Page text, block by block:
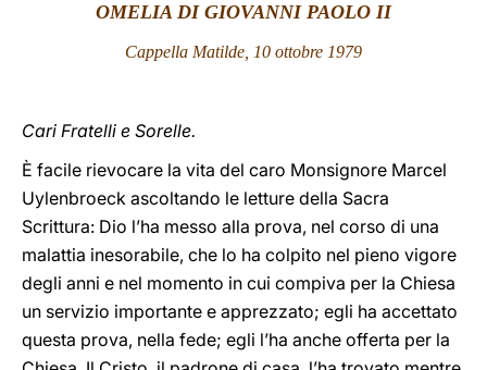
OMELIA DI GIOVANNI PAOLO II
Cappella Matilde, 10 ottobre 1979
Cari Fratelli e Sorelle.
È facile rievocare la vita del caro Monsignore Marcel
Uylenbroeck ascoltando le letture della Sacra
Scrittura: Dio l’ha messo alla prova, nel corso di una
malattia inesorabile, che lo ha colpito nel pieno vigore
degli anni e nel momento in cui compiva per la Chiesa
un servizio importante e apprezzato; egli ha accettato
questa prova, nella fede; egli l’ha anche offerta per la